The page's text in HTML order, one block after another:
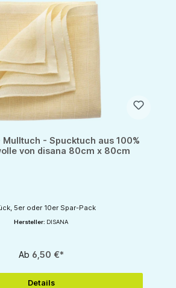
- Spucktuch aus 100%
von disana 80cm x 80cm
5er oder 10er Spar-Pack
Hersteller: DISANA
Ab 6,50 €*
Details